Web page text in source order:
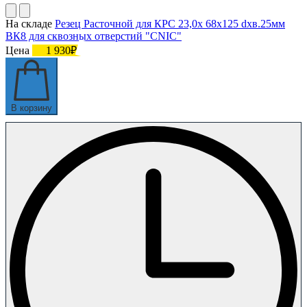
На складе Резец Расточной для КРС 23,0х 68х125 dхв.25мм
ВК8 для сквозных отверстий "CNIC"
Цена
1 930₽
В корзину